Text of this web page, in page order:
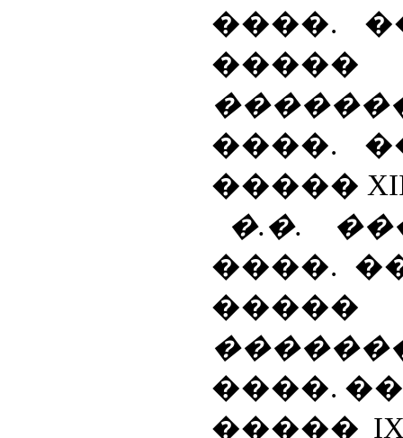
����.
����.
�����
�.�.
����.
����.
�����